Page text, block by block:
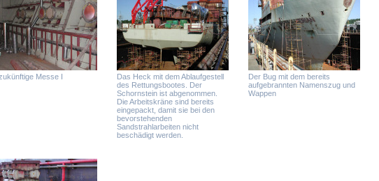
Messe I
Das Heck mit dem Ablaufgestell
des Rettungsbootes. Der
Schornstein ist abgenommen.
Die Arbeitskräne sind bereits
eingepackt, damit sie bei den
bevorstehenden
Sandstrahlarbeiten nicht
beschädigt werden.
Der Bug mit dem bereits
aufgebrannten Namenszug und
Wappen